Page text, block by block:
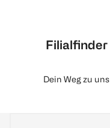
Filialfinder
Dein Weg zu uns